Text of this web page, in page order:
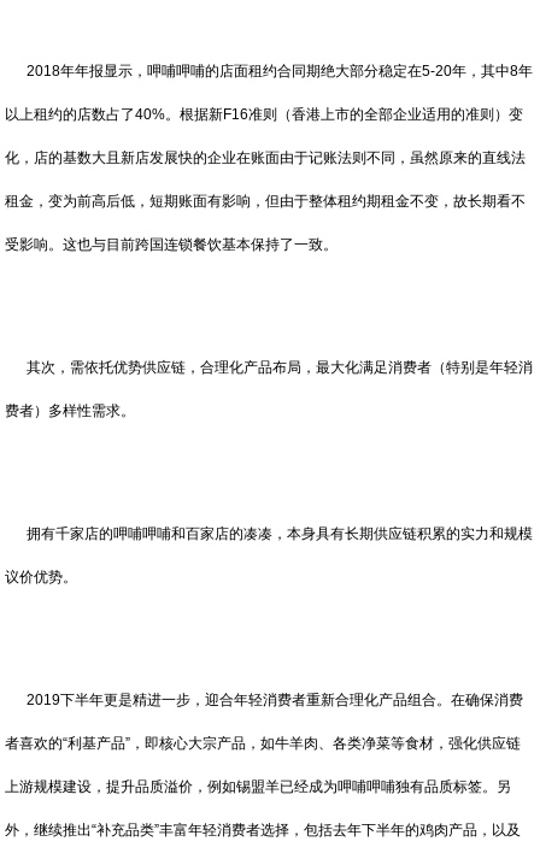
2018年年报显示，呷哺呷哺的店面租约合同期绝大部分稳定在5-20年，其中8年
以上租约的店数占了40%。根据新F16准则（香港上市的全部企业适用的准则）变
化，店的基数大且新店发展快的企业在账面由于记账法则不同，虽然原来的直线法
租金，变为前高后低，短期账面有影响，但由于整体租约期租金不变，故长期看不
受影响。这也与目前跨国连锁餐饮基本保持了一致。
其次，需依托优势供应链，合理化产品布局，最大化满足消费者（特别是年轻消
费者）多样性需求。
拥有千家店的呷哺呷哺和百家店的凑凑，本身具有长期供应链积累的实力和规模
议价优势。
2019下半年更是精进一步，迎合年轻消费者重新合理化产品组合。在确保消费
者喜欢的“利基产品”，即核心大宗产品，如牛羊肉、各类净菜等食材，强化供应链
上游规模建设，提升品质溢价，例如锡盟羊已经成为呷哺呷哺独有品质标签。另
外，继续推出“补充品类”丰富年轻消费者选择，包括去年下半年的鸡肉产品，以及